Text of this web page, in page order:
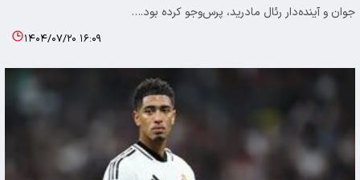
جوان و آینده‌دار رئال مادرید، پرس‌وجو کرده بود.…
۱۴۰۴/۰۷/۲۰ ۱۶:۰۹